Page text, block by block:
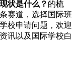
状是什么？ 的梳
赛道，选择国际班
校申请问题，欢迎
讯以及国际学校白